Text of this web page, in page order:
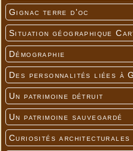
Gignac terre d'oc
Situation géographique
Démographie
Des personnalités liées à
Un patrimoine détruit
Un patrimoine sauvegardé
Curiosités architecturales